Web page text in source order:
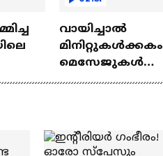
വായിച്ചാൽ
മിനിറ്റുകൾക്കകം
മെസേജുകള്‍